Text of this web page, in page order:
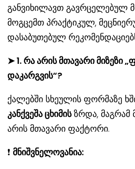
განვიხილავთ გავრცელებულ
მოგცემთ პრაქტიკულ,
დასაბუთებულ
➤1. რა არის მთავარი მიზეზი
დაკარგვის“?
ქალებში სხეულის ფორმაზე
კანქვეშა ცხიმისზრდა, მაგრამ
არის მთავარი ფაქტორი.
❗ მნიშვნელოვანია: